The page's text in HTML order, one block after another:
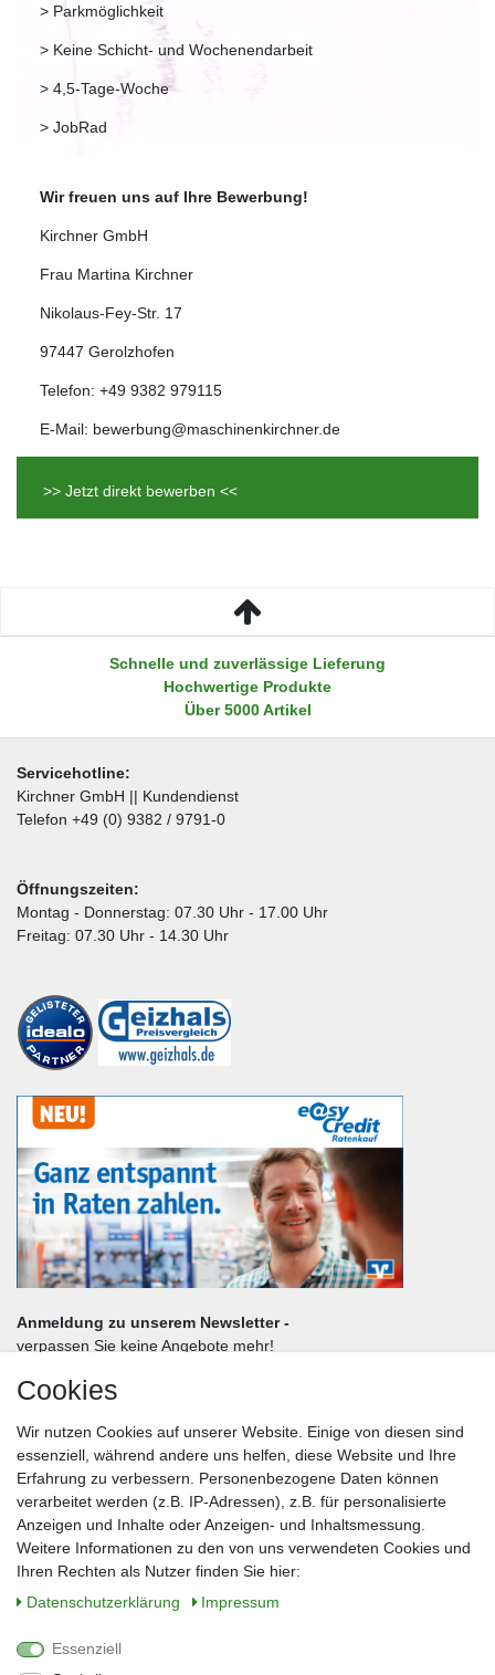
> Parkmöglichkeit
> Keine Schicht- und Wochenendarbeit
> 4,5-Tage-Woche
> JobRad
Wir freuen uns auf Ihre Bewerbung!
Kirchner GmbH
Frau Martina Kirchner
Nikolaus-Fey-Str. 17
97447 Gerolzhofen
Telefon: +49 9382 979115
E-Mail: bewerbung@maschinenkirchner.de
>> Jetzt direkt bewerben <<
Schnelle und zuverlässige Lieferung
Hochwertige Produkte
Über 5000 Artikel
Servicehotline:
Kirchner GmbH || Kundendienst
Telefon +49 (0) 9382 / 9791-0
Öffnungszeiten:
Montag - Donnerstag: 07.30 Uhr - 17.00 Uhr
Freitag: 07.30 Uhr - 14.30 Uhr
Anmeldung zu unserem Newsletter -
verpassen Sie keine Angebote mehr!
Nachname*
E-Mail*
Sie können den Newsletter jederzeit kostenlos abbestellen.
Cookies
Wir nutzen Cookies auf unserer Website. Einige von diesen sind
essenziell, während andere uns helfen, diese Website und Ihre
Erfahrung zu verbessern. Personenbezogene Daten können
verarbeitet werden (z.B. IP-Adressen), z.B. für personalisierte
Anzeigen und Inhalte oder Anzeigen- und Inhaltsmessung.
Weitere Informationen zu den von uns verwendeten Cookies und
Ihren Rechten als Nutzer finden Sie hier:
Daten­schutz­erklärung
Impressum
Essenziell